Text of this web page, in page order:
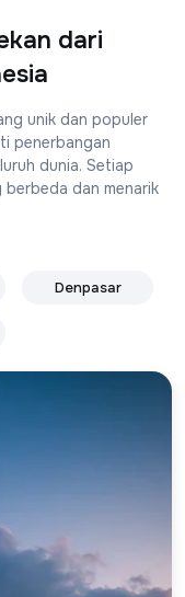
dari
unik dan populer
penerbangan
dunia. Setiap
dan menarik
Denpasar